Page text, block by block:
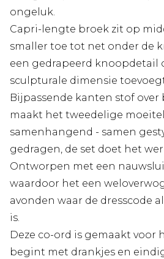
ongeluk.
Capri-lengte broek zit op
smaller toe tot net onder de
een gedrapeerd knoopdetail
sculpturale dimensie
Bijpassende kanten stof over
maakt het tweedelige
samenhangend - samen
gedragen, de set doet het
Ontworpen met een
waardoor het een
avonden waar de dresscode
is.
Deze co-ord is gemaakt voor
begint met drankjes en